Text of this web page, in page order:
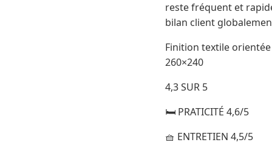
reste fréquent et
bilan client
Finition textile
260×240
4,3 SUR 5
🛏️ PRATICITÉ 4,6/5
🧺 ENTRETIEN 4,5/5